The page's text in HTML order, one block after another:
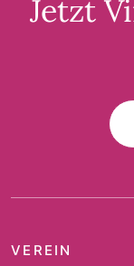
Jetzt
VEREIN